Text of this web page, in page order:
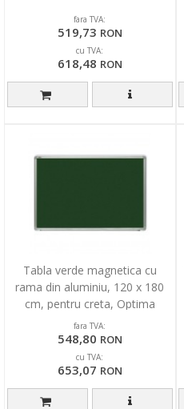
fara TVA:
519,73 RON
cu TVA:
618,48 RON
Tabla verde magnetica cu
rama din aluminiu, 120 x 180
cm, pentru creta, Optima
fara TVA:
548,80 RON
cu TVA:
653,07 RON